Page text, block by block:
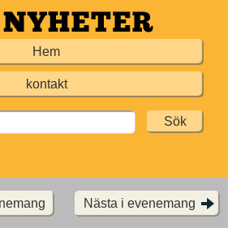
Hem
kontakt
Nästa i evenemang